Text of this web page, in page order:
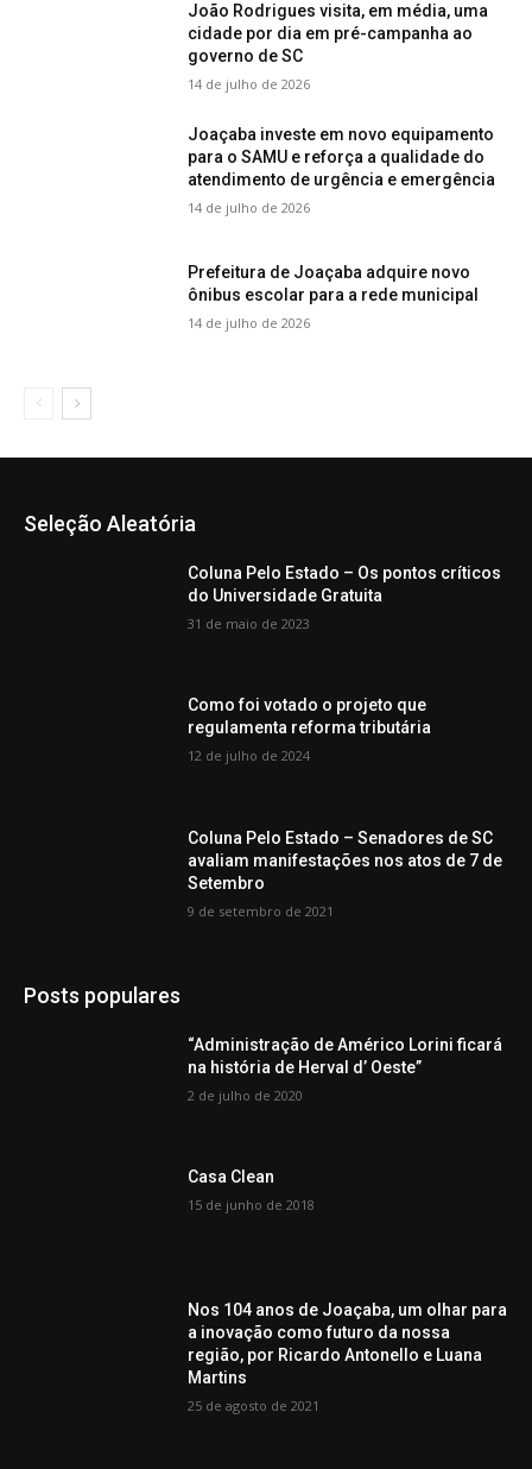
João Rodrigues visita, em média, uma
cidade por dia em pré-campanha ao
governo de SC
14 de julho de 2026
Joaçaba investe em novo equipamento
para o SAMU e reforça a qualidade do
atendimento de urgência e emergência
14 de julho de 2026
Prefeitura de Joaçaba adquire novo
ônibus escolar para a rede municipal
14 de julho de 2026
Seleção Aleatória
Coluna Pelo Estado – Os pontos críticos
do Universidade Gratuita
31 de maio de 2023
Como foi votado o projeto que
regulamenta reforma tributária
12 de julho de 2024
Coluna Pelo Estado – Senadores de SC
avaliam manifestações nos atos de 7 de
Setembro
9 de setembro de 2021
Posts populares
“Administração de Américo Lorini ficará
na história de Herval d’ Oeste”
2 de julho de 2020
Casa Clean
15 de junho de 2018
Nos 104 anos de Joaçaba, um olhar para
a inovação como futuro da nossa
região, por Ricardo Antonello e Luana
Martins
25 de agosto de 2021